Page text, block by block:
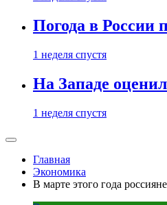
Погода в России
1 неделя спустя
На Западе
1 неделя спустя
Главная
Экономика
В марте этого года